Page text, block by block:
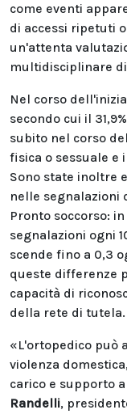
come eventi
di accessi ripetuti
un'attenta
multidisciplinare
Nel corso
secondo cui il
subito nel corso
fisica o sessuale e
Sono state inoltre
nelle segnalazioni
Pronto soccorso:
segnalazioni ogni
scende fino a 0,3
queste differenze
capacità di
della rete di tutela.
«L'ortopedico può
violenza
carico e supporto
Randelli,